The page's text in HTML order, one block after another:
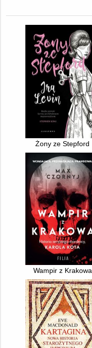
Żony ze Stepford
Wampir z Krakowa